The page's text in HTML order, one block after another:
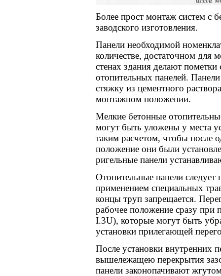
Более прост монтаж систем с
заводского изготовления.
Панели необходимой
количестве, достаточном для
стенах здания делают
отопительных панелей.
стяжку из цементного
монтажном положении.
Мелкие бетонные
могут быть уложены у места
таким расчетом, чтобы после
положение они были
ригельные панели
Отопительные панели следует
применением специальных
концы труп запрещается.
рабочее положение сразу
I.3U), которые могут быть
установки прилегающей
После установки внутренних
вышележащею перекрытия
панели законопачивают